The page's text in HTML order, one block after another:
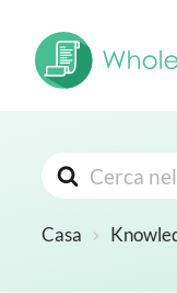
Cerca
Casa